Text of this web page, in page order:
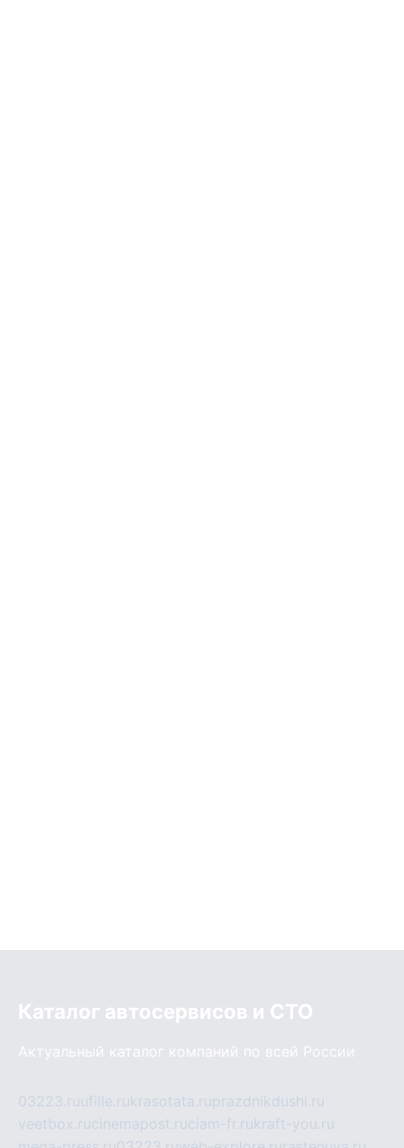
Каталог автосервисов и СТО
Актуальный каталог компаний по всей России
03223.ruufille.rukrasotata.ruprazdnikdushi.ru
veetbox.rucinemapost.ruciam-fr.rukraft-you.ru